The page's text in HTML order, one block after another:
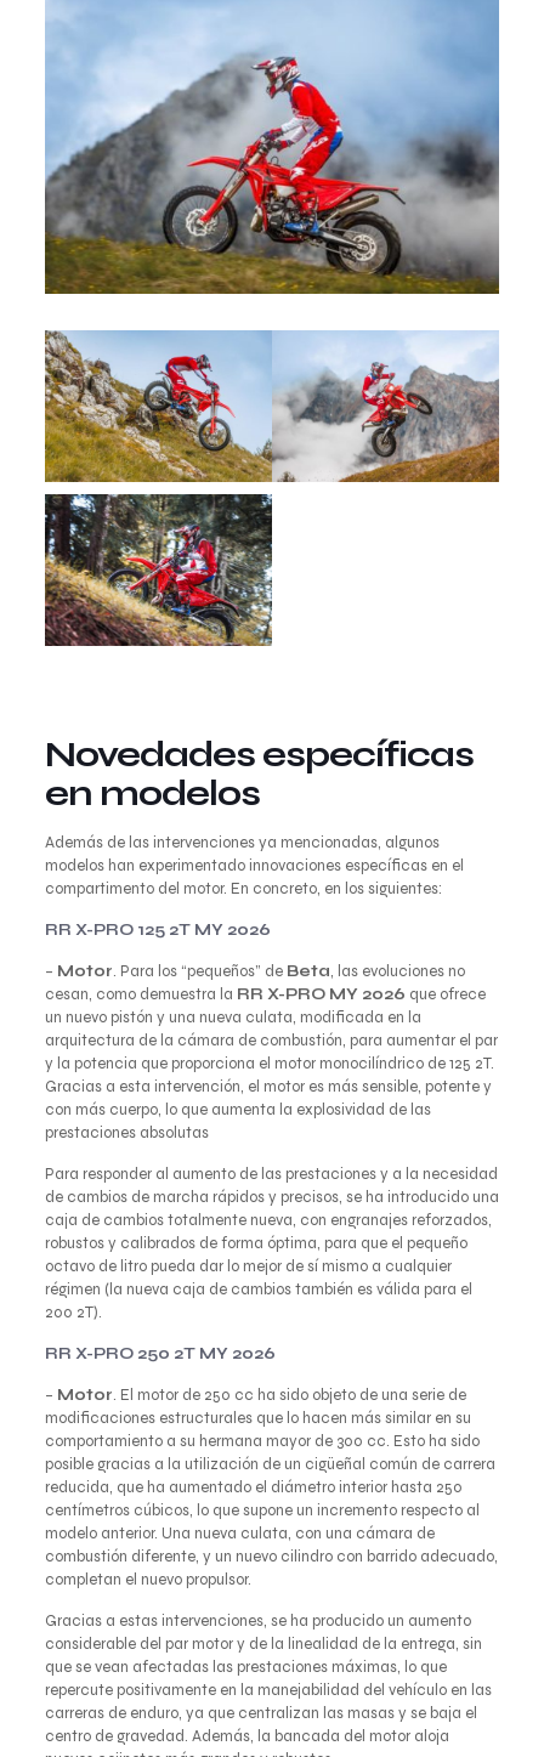
Novedades específicas
en modelos
Además de las intervenciones ya mencionadas, algunos
modelos han experimentado innovaciones específicas en el
compartimento del motor. En concreto, en los siguientes:
RR X-PRO 125 2T MY 2026
– Motor. Para los “pequeños” de Beta, las evoluciones no
cesan, como demuestra la RR X-PRO MY 2026 que ofrece
un nuevo pistón y una nueva culata, modificada en la
arquitectura de la cámara de combustión, para aumentar el par
y la potencia que proporciona el motor monocilíndrico de 125 2T.
Gracias a esta intervención, el motor es más sensible, potente y
con más cuerpo, lo que aumenta la explosividad de las
prestaciones absolutas
Para responder al aumento de las prestaciones y a la necesidad
de cambios de marcha rápidos y precisos, se ha introducido una
caja de cambios totalmente nueva, con engranajes reforzados,
robustos y calibrados de forma óptima, para que el pequeño
octavo de litro pueda dar lo mejor de sí mismo a cualquier
régimen (la nueva caja de cambios también es válida para el
200 2T).
RR X-PRO 250 2T MY 2026
– Motor. El motor de 250 cc ha sido objeto de una serie de
modificaciones estructurales que lo hacen más similar en su
comportamiento a su hermana mayor de 300 cc. Esto ha sido
posible gracias a la utilización de un cigüeñal común de carrera
reducida, que ha aumentado el diámetro interior hasta 250
centímetros cúbicos, lo que supone un incremento respecto al
modelo anterior. Una nueva culata, con una cámara de
combustión diferente, y un nuevo cilindro con barrido adecuado,
completan el nuevo propulsor.
Gracias a estas intervenciones, se ha producido un aumento
considerable del par motor y de la linealidad de la entrega, sin
que se vean afectadas las prestaciones máximas, lo que
repercute positivamente en la manejabilidad del vehículo en las
carreras de enduro, ya que centralizan las masas y se baja el
centro de gravedad. Además, la bancada del motor aloja